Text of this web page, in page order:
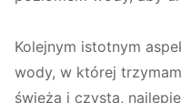
Kolejnym istotnym
wody, w której
świeża i czysta,